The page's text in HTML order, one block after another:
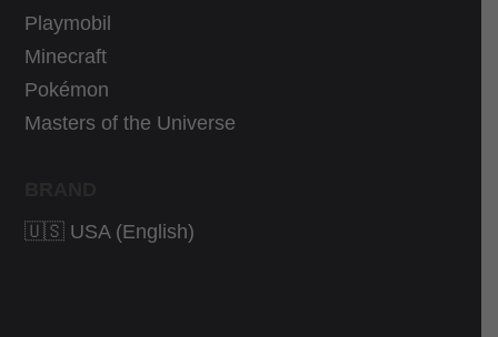
Playmobil
Minecraft
Pokémon
Masters of the Universe
🇺🇸 USA (English)